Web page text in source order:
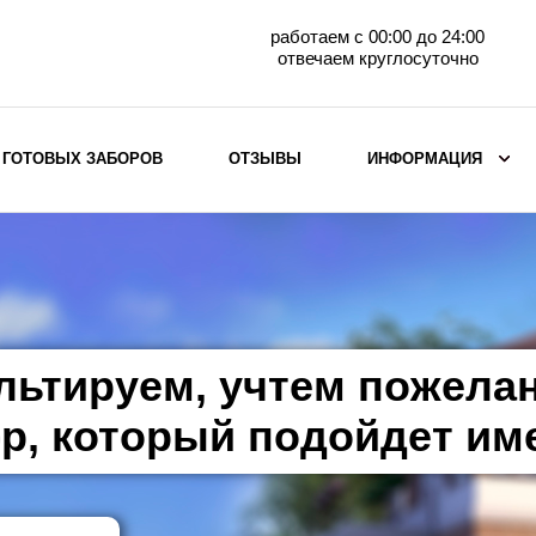
работаем с 00:00 до 24:00
отвечаем круглосуточно
горизонтального
Металлические заборы для дачи
Забор жалюзи с кирпичными столбами
Металлические заборы
Металлические ограждения
ГОТОВЫХ ЗАБОРОВ ОТЗЫВЫ ИНФОРМАЦИЯ
учтем
который подойдет